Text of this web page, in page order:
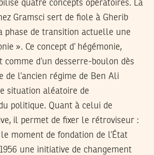
quatre concepts opératoires. La
Gramsci sert de fiole à Gherib
phase de transition actuelle une
». Ce concept d’ hégémonie,
comme d’un desserre-boulon dès
de l’ancien régime de Ben Ali
situation aléatoire de
politique. Quant à celui de
, il permet de fixer le rétroviseur :
moment de fondation de l’État
une initiative de changement